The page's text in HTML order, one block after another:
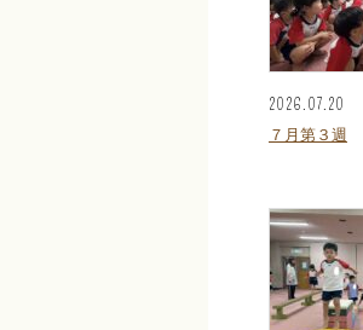
2026.07.20
７月第３週